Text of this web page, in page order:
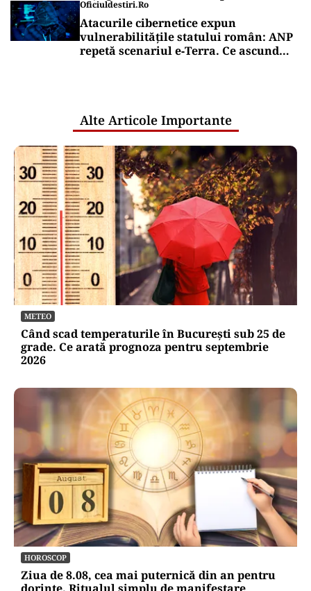
Oficiuldestiri.ro
Atacurile cibernetice expun
vulnerabilitățile statului român: ANP
repetă scenariul e‑Terra. Ce ascund
Alte Articole Importante
METEO
Când scad temperaturile în București sub 25 de
grade. Ce arată prognoza pentru septembrie
2026
HOROSCOP
Ziua de 8.08, cea mai puternică din an pentru